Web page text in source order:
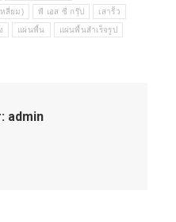
ลี่ยม) พี เอส ซี กรุ๊ป เสารั้ว
แผ่นพื้น แผ่นพื้นสำเร็จรูป
admin